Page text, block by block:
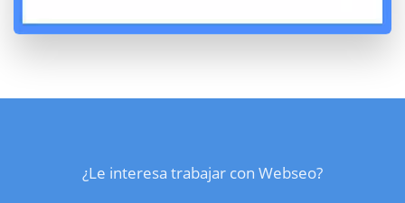
¿Le interesa trabajar con Webseo?